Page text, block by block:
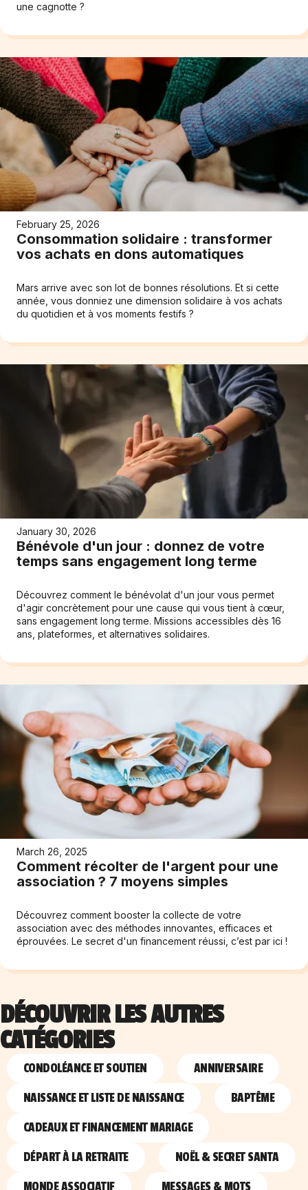
une cagnotte ?
February 25, 2026
Consommation solidaire : transformer
vos achats en dons automatiques
Mars arrive avec son lot de bonnes résolutions. Et si cette
année, vous donniez une dimension solidaire à vos achats
du quotidien et à vos moments festifs ?
January 30, 2026
Bénévole d'un jour : donnez de votre
temps sans engagement long terme
Découvrez comment le bénévolat d'un jour vous permet
d'agir concrètement pour une cause qui vous tient à cœur,
sans engagement long terme. Missions accessibles dès 16
ans, plateformes, et alternatives solidaires.
March 26, 2025
Comment récolter de l'argent pour une
association ? 7 moyens simples
Découvrez comment booster la collecte de votre
association avec des méthodes innovantes, efficaces et
éprouvées. Le secret d'un financement réussi, c’est par ici !
DÉCOUVRIR LES AUTRES
CATÉGORIES
CONDOLÉANCE ET SOUTIEN ANNIVERSAIRE
NAISSANCE ET LISTE DE NAISSANCE BAPTÊME
CADEAUX ET FINANCEMENT MARIAGE
DÉPART À LA RETRAITE NOËL & SECRET SANTA
MONDE ASSOCIATIF MESSAGES & MOTS